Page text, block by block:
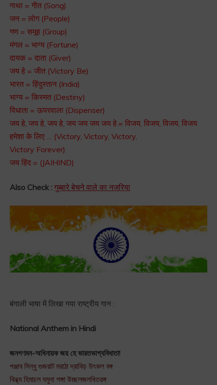
गाथा = गीत (Song)
जन = लोग (People)
गण = समूह (Group)
मंगल = भाग्य (Fortune)
दायक = दाता (Giver)
जय हे = जीत (Victory Be)
भारत = हिंदुस्तान (India)
भाग्य = किस्मत (Destiny)
विधाता = ऊपरवाला (Dispenser)
जय हे, जय हे, जय हे, जय जय जय जय हे.= विजय, विजय, विजय, विजय
हमेशा के लिए … (Victory, Victory, Victory,
Victory Forever)
जय हिंद = (JAIHIND)
Also Check : गुब्बारे बेचने वाले का नजरिया
बंगाली भाषा में लिखा गया राष्ट्रीय गान :
National Anthem in Hindi
জনগণমন-অধিনায়ক জয় হে ভারতভাগ্যবিধাতা!
পঞ্জাব সিন্ধু গুজরাট মরাঠা দ্রাবিড় উৎকল বঙ্গ
বিন্ধ্য হিমাচল যমুনা গঙ্গা উচ্ছলজলধিতরঙ্গ